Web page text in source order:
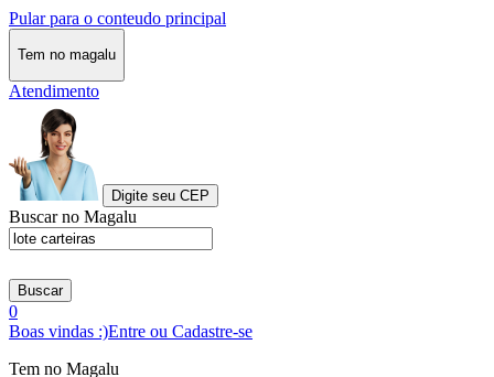
Pular para o conteudo principal
Tem no magalu
Atendimento
Digite seu CEP
Buscar no Magalu
Buscar
0
Boas vindas :)Entre ou Cadastre-se
Tem no Magalu